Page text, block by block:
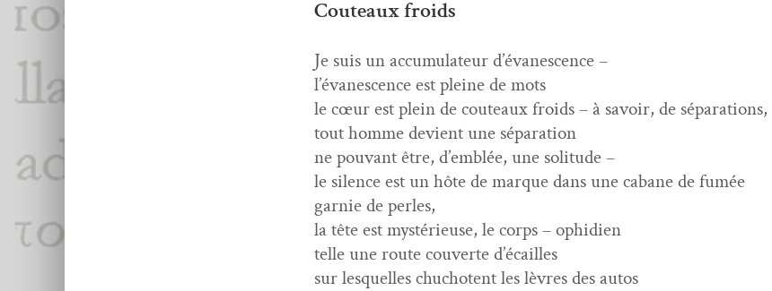
Couteaux froids
Je suis un accu­mu­la­teur d’évanescence –
l’évanescence est pleine de mots
le cœur est plein de couteaux froids – à savoir, de séparations,
tout homme devient une séparation
ne pou­vant être, d’emblée, une solitude –
le silence est un hôte de mar­que dans une cabane de fumée
gar­nie de perles,
la tête est mys­térieuse, le corps – ophidien
telle une route cou­verte d’écailles
sur lesquelles chu­chotent les lèvres des autos